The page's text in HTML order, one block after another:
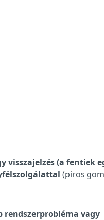
visszajelzés (a fentiek
(piros
rendszerprobléma vagy